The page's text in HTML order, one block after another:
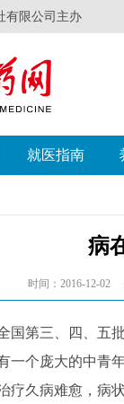
有限公司主办
就医指南
病
时间：2016-12-02
第三、四、五批
一个庞大的中青
疗久病难愈，病状